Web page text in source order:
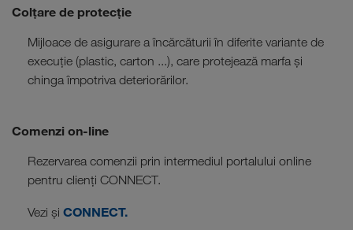
Colțare de protecție
Mijloace de asigurare a încărcăturii în diferite variante de
execuție (plastic, carton ...), care protejează marfa și
chinga împotriva deteriorărilor.
Comenzi on-line
Rezervarea comenzii prin intermediul portalului online
pentru clienți CONNECT.
Vezi și CONNECT.